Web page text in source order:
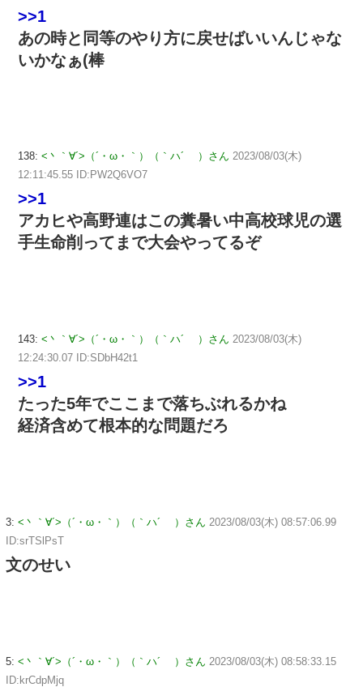
>>1
あの時と同等のやり方に戻せばいいんじゃな
いかなぁ(棒
138: <丶｀∀´>（´・ω・｀）（｀ハ´ ）さん 2023/08/03(木)
12:11:45.55 ID:PW2Q6VO7
>>1
アカヒや高野連はこの糞暑い中高校球児の選
手生命削ってまで大会やってるぞ
143: <丶｀∀´>（´・ω・｀）（｀ハ´ ）さん 2023/08/03(木)
12:24:30.07 ID:SDbH42t1
>>1
たった5年でここまで落ちぶれるかね
経済含めて根本的な問題だろ
3: <丶｀∀´>（´・ω・｀）（｀ハ´ ）さん 2023/08/03(木) 08:57:06.99
ID:srTSlPsT
文のせい
5: <丶｀∀´>（´・ω・｀）（｀ハ´ ）さん 2023/08/03(木) 08:58:33.15
ID:krCdpMjq